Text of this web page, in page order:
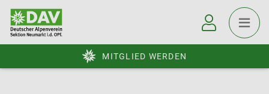
MITGLIED WERDEN